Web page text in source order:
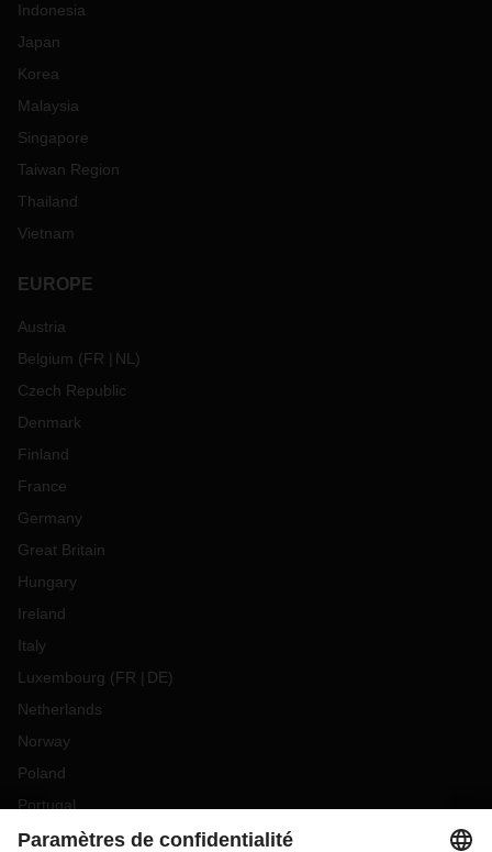
Indonesia
Japan
Korea
Malaysia
Singapore
Taiwan Region
Thailand
Vietnam
EUROPE
Austria
Belgium (FR NL )
Czech Republic
Denmark
Finland
France
Germany
Great Britain
Hungary
Ireland
Italy
Luxembourg (FR DE)
Netherlands
Norway
Poland
Portugal
Romania